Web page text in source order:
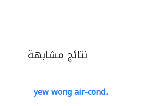
نتائج مشابهة
yew wong air-cond..